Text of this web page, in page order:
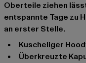
Oberteile ziehen
entspannte Tage zu
an erster Stelle.
Kuscheliger
Überkreuzte